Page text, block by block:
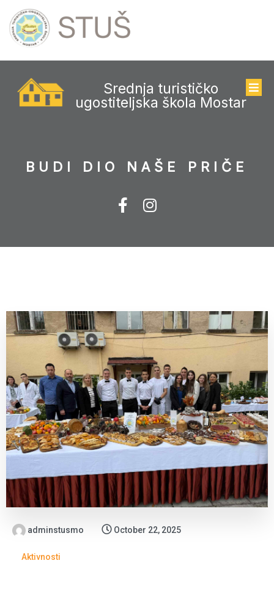
Srednja turističko
ugostiteljska škola Mostar
BUDI DIO NAŠE PRIČE
adminstusmo October 22, 2025
Aktivnosti